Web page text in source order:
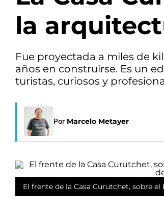
la
Fue proyectada a miles de
años en construirse. Es un
turistas, curiosos y
Por Marcelo Metayer
El frente de la Casa Curutchet, sobre